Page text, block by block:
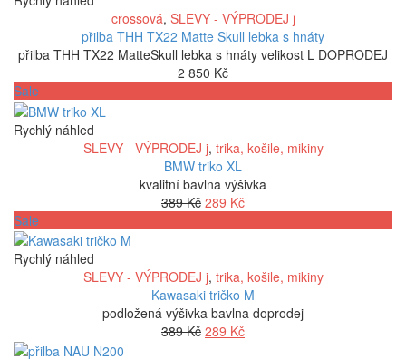
5
800 Kč.
4
500 Kč.
crossová, SLEVY - VÝPRODEJ j
přilba THH TX22 Matte Skull lebka s hnáty
přilba THH TX22 MatteSkull lebka s hnáty velikost L DOPRODEJ
2 850 Kč
Sale
Rychlý náhled
SLEVY - VÝPRODEJ j, trika, košile, mikiny
BMW triko XL
kvalitní bavlna výšivka
389Kč Původní
289 KčAktuální
Sale
Rychlý náhled
SLEVY - VÝPRODEJ j, trika, košile, mikiny
Kawasaki tričko M
podložená výšivka bavlna doprodej
389Kč Původní
289 KčAktuální